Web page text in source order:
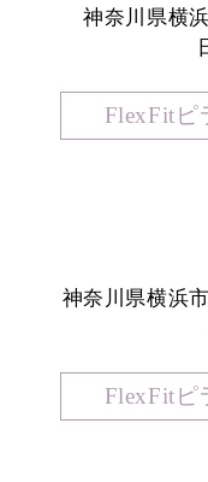
神奈川県横
FlexFitピ
神奈川県横浜
FlexFitピ